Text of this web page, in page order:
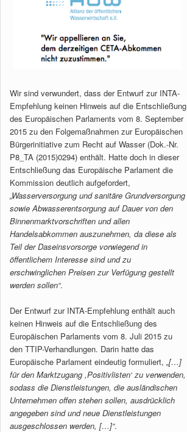
Wir sind verwundert, dass der Entwurf zur INTA-
Empfehlung keinen Hinweis auf die Entschließung
des Europäischen Parlaments vom 8. September
2015 zu den Folgemaßnahmen zur Europäischen
Bürgerinitiative zum Recht auf Wasser (Dok.-Nr.
P8_TA (2015)0294) enthält. Hatte doch in dieser
Entschließung das Europäische Parlament die
Kommission deutlich aufgefordert,
„Wasserversorgung und sanitäre Grundversorgung
sowie Abwasserentsorgung auf Dauer von den
Binnenmarktvorschriften und allen
Handelsabkommen auszunehmen, da diese als
Teil der Daseinsvorsorge vorwiegend in
öffentlichem Interesse sind und zu
erschwinglichen Preisen zur Verfügung gestellt
werden sollen“.
Der Entwurf zur INTA-Empfehlung enthält auch
keinen Hinweis auf die Entschließung des
Europäischen Parlaments vom 8. Juli 2015 zu
den TTIP-Verhandlungen. Darin hatte das
Europäische Parlament eindeutig formuliert, „[…]
für den Marktzugang ,Positivlisten‘ zu verwenden,
sodass die Dienstleistungen, die ausländischen
Unternehmen offen stehen sollen, ausdrücklich
angegeben sind und neue Dienstleistungen
ausgeschlossen werden, […]“.